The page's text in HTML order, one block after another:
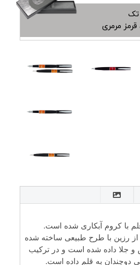
تک
مرمری
با کروم آبکاری شده است.
از رزین با طرح طبیعی ساخته شده
و جلا داده شده است و در ترکیب
دوچندان به قلم داده است.